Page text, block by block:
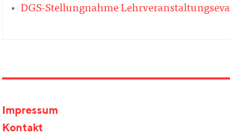
DGS-Stellungnahme
Impressum
Kontakt